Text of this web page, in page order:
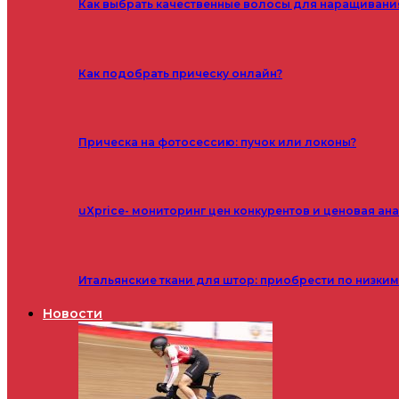
Как выбрать качественные волосы для
Как подобрать прическу онлайн?
Прическа на фотосессию: пучок или локоны?
uXprice- мониторинг цен конкурентов и ценовая
Итальянские ткани для штор: приобрести по
Новости